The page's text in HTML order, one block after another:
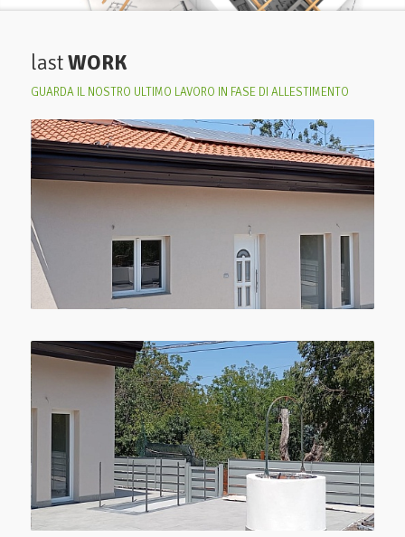
lastWORK
GUARDA IL NOSTRO ULTIMO LAVORO IN FASE DI ALLESTIMENTO